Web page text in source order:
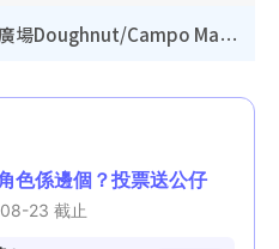
開倉優惠｜銅鑼灣時代廣場Doughnut/Campo Marzio開倉低至1折！背囊、書包、手袋劈價$200起